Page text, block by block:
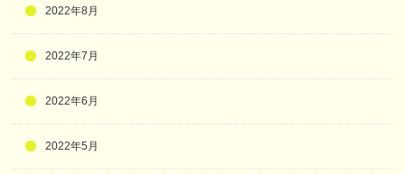
2022年8月
2022年7月
2022年6月
2022年5月